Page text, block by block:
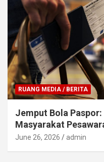
RUANG MEDIA / BERITA
Jemput Bola
Masyarakat
June 26, 2026 admin